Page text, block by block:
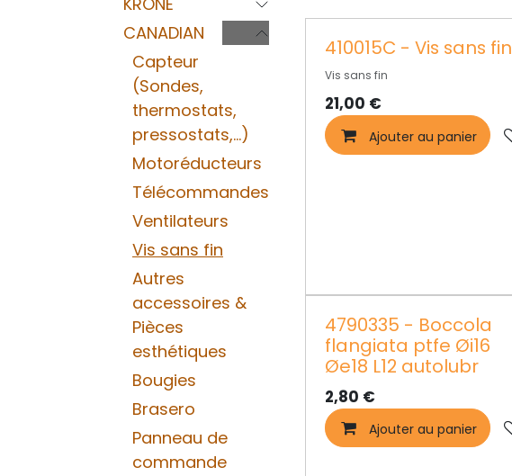
CANADIAN
Capteur
(Sondes,
thermostats,
pressostats,...)
Motoréducteurs
Télécommandes
Ventilateurs
Vis sans fin
Autres
accessoires &
Pièces
esthétiques
Bougies
Brasero
Panneau de
commande
410015C - Vis sans fin
Vis sans fin
21,00 €
Ajouter au panier
4790335 - Boccola
flangiata ptfe Øi16
Øe18 L12 autolubr
2,80 €
Ajouter au panier